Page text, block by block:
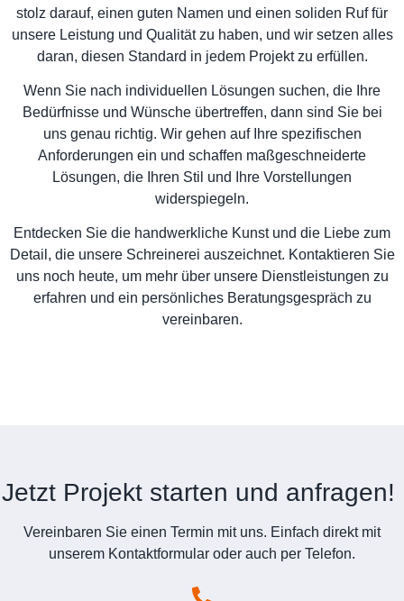
stolz darauf, einen guten Namen und einen soliden Ruf für
unsere Leistung und Qualität zu haben, und wir setzen alles
daran, diesen Standard in jedem Projekt zu erfüllen.
Wenn Sie nach individuellen Lösungen suchen, die Ihre
Bedürfnisse und Wünsche übertreffen, dann sind Sie bei
uns genau richtig. Wir gehen auf Ihre spezifischen
Anforderungen ein und schaffen maßgeschneiderte
Lösungen, die Ihren Stil und Ihre Vorstellungen
widerspiegeln.
Entdecken Sie die handwerkliche Kunst und die Liebe zum
Detail, die unsere Schreinerei auszeichnet. Kontaktieren Sie
uns noch heute, um mehr über unsere Dienstleistungen zu
erfahren und ein persönliches Beratungsgespräch zu
vereinbaren.
Jetzt Projekt starten und anfragen!
Vereinbaren Sie einen Termin mit uns. Einfach direkt mit
unserem Kontaktformular oder auch per Telefon.